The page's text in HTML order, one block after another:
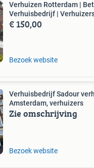
Verhuizen Rotterdam |
Verhuisbedrijf |
€ 150,00
Bezoek website
Verhuisbedrijf Sadour
Amsterdam, verhuizers
Zie omschrijving
Bezoek website